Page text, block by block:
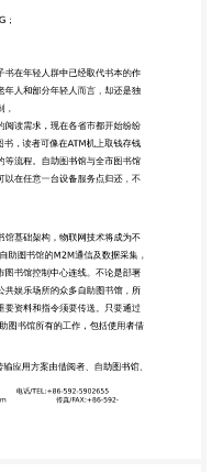
公共娱乐场所的众多
与控制中心之间，都
传送。只要通过
实现远程管理自助图
书、还书、查询、续
图书馆无线数据传输
、 地址:厦门市软件
电话/TEL:+86-
厦门才茂通信科
方管理平台四部分组